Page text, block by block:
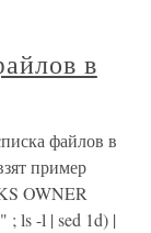
в
файлов в
пример
OWNER
ls -l | sed 1d) |